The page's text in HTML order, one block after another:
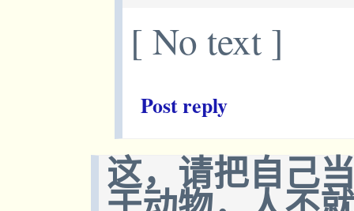
[ No text ]
Post reply
这，请把自己